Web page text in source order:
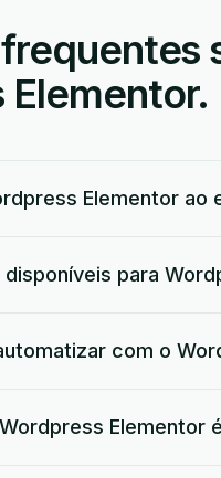
Elementor ao
para
com o
Elementor